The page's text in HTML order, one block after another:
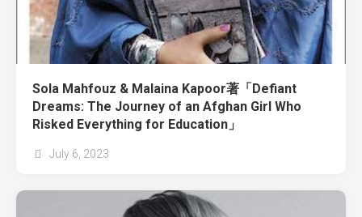
Sola Mahfouz & Malaina Kapoor著「Defiant
Dreams: The Journey of an Afghan Girl Who
Risked Everything for Education」
July 6, 2023